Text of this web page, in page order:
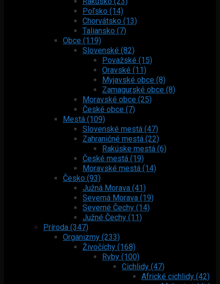
Poľsko (14)
Chorvátsko (13)
Taliansko (7)
Obce (119)
Slovenské (82)
Považské (15)
Oravské (11)
Myjavské obce (8)
Zamagurské obce (8)
Moravské obce (25)
České obce (7)
Mestá (109)
Slovenské mestá (47)
Zahraničné mestá (22)
Rakúske mestá (6)
České mestá (19)
Moravské mestá (14)
Česko (93)
Južná Morava (41)
Severná Morava (19)
Severné Čechy (14)
Južné Čechy (11)
Príroda (347)
Organizmy (233)
Živočíchy (168)
Ryby (100)
Cichlidy (47)
Africké cichlidy (42)